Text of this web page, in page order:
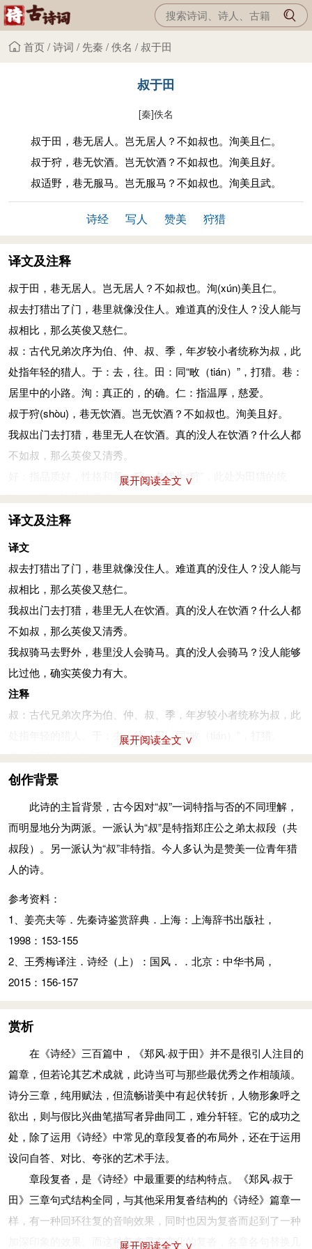
首页/诗词 / 先秦 /佚名 /叔于田
叔于田
[秦]佚名
叔于田，巷无居人。岂无居人？不如叔也。洵美且仁。
叔于狩，巷无饮酒。岂无饮酒？不如叔也。洵美且好。
叔适野，巷无服马。岂无服马？不如叔也。洵美且武。
诗经 写人 赞美 狩猎
译文及注释
叔于田，巷无居人。岂无居人？不如叔也。洵(xún)美且仁。
叔去打猎出了门，巷里就像没住人。难道真的没住人？没人能与
叔相比，那么英俊又慈仁。
叔：古代兄弟次序为伯、仲、叔、季，年岁较小者统称为叔，此
处指年轻的猎人。于：去，往。田：同“畋（tián）”，打猎。巷：
居里中的小路。洵：真正的，的确。仁：指温厚，慈爱。
叔于狩(shòu) ，巷无饮酒。岂无饮酒？不如叔也。洵美且好。
我叔出门去打猎，巷里无人在饮酒。真的没人在饮酒？什么人都
不如叔，那么英俊又清秀。
好：指品质好，性格和善。狩：冬猎为“狩”，此处为田猎的统
叔适野，巷无服马。岂无服马？不如叔也。洵美且武。
参考资料：
1、姜亮夫等．先秦诗鉴赏辞典．上海：上海辞书出版社，
1998：153-155
2、王秀梅译注．诗经（上）：国风．．北京：中华书局，
2015：156-157
展开阅读全文 ∨
译文及注释
译文
叔去打猎出了门，巷里就像没住人。难道真的没住人？没人能与
叔相比，那么英俊又慈仁。
我叔出门去打猎，巷里无人在饮酒。真的没人在饮酒？什么人都
不如叔，那么英俊又清秀。
我叔骑马去野外，巷里没人会骑马。真的没人会骑马？没人能够
比过他，确实英俊力有大。
注释
叔：古代兄弟次序为伯、仲、叔、季，年岁较小者统称为叔，此
处指年轻的猎人。于：去，往。田：同“畋（tián）”，打猎。
洵（xún）：真正的，的确。仁：指温厚，慈爱。
武：英武。
展开阅读全文 ∨
创作背景
此诗的主旨背景，古今因对“叔”一词特指与否的不同理解，
而明显地分为两派。一派认为“叔”是特指郑庄公之弟太叔段（共
叔段）。另一派认为“叔”非特指。今人多认为是赞美一位青年猎
人的诗。
参考资料：
1、姜亮夫等．先秦诗鉴赏辞典．上海：上海辞书出版社，
1998：153-155
2、王秀梅译注．诗经（上）：国风．．北京：中华书局，
2015：156-157
赏析
在《诗经》三百篇中，《郑风·叔于田》并不是很引人注目的
篇章，但若论其艺术成就，此诗当可与那些最优秀之作相颉颃。
诗分三章，纯用赋法，但流畅谐美中有起伏转折，人物形象呼之
欲出，则与假比兴曲笔描写者异曲同工，难分轩轾。它的成功之
处，除了运用《诗经》中常见的章段复沓的布局外，还在于运用
设问自答、对比、夸张的艺术手法。
章段复沓，是《诗经》中最重要的结构特点。《郑风·叔于
田》三章句式结构全同，与其他采用复沓结构的《诗经》篇章一
样，有一种回环往复的音响效果，同时也因为复沓而起到了一种
加深印象的效果。而这种复沓是有变化的复沓，各章各句替换几
展开阅读全文 ∨